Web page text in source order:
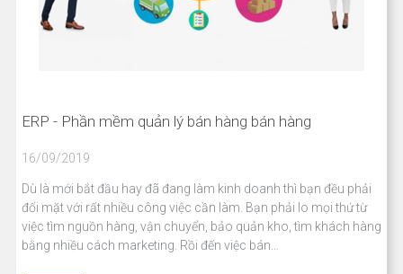
ERP - Phần mềm quản lý bán hàng bán hàng
16/09/2019
Dù là mới bắt đầu hay đã đang làm kinh doanh thì bạn đều phải
đối mặt với rất nhiều công việc cần làm. Bạn phải lo mọi thứ từ
việc tìm nguồn hàng, vận chuyển, bảo quản kho, tìm khách hàng
bằng nhiều cách marketing. Rồi đến việc bán…